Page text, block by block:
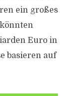
ein großes
Euro in
basieren auf